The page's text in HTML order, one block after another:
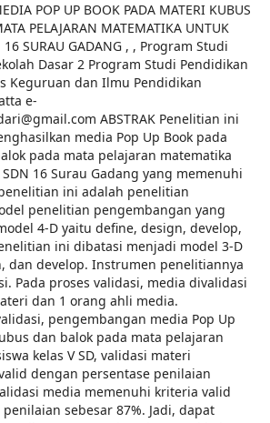
POP UP BOOK PADA MATERI KUBUS
PELAJARAN MATEMATIKA UNTUK
16 SURAU GADANG , , Program Studi
Dasar 2 Program Studi Pendidikan
Keguruan dan Ilmu Pendidikan
e-
ABSTRAK Penelitian ini
media Pop Up Book pada
pada mata pelajaran matematika
16 Surau Gadang yang memenuhi
ini adalah penelitian
penelitian pengembangan yang
4-D yaitu define, design, develop,
ini dibatasi menjadi model 3-D
dan develop. Instrumen penelitiannya
Pada proses validasi, media divalidasi
dan 1 orang ahli media.
pengembangan media Pop Up
dan balok pada mata pelajaran
kelas V SD, validasi materi
dengan persentase penilaian
media memenuhi kriteria valid
sebesar 87%. Jadi, dapat